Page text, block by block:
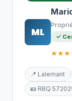
ML ✓
📍 Lalemant
🪪 RBQ